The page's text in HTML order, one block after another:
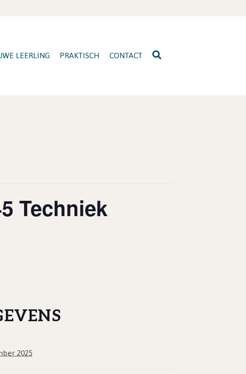
LEERLING PRAKTISCH CONTACT
Techniek
2025